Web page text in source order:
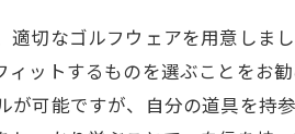
認すべき準備事項
マナーとルールの徹底
理方法
切なゴルフウェアを用意しま
ットするものを選ぶことをお
可能ですが、自分の道具を持